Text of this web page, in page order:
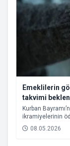
Emeklilerin
takvimi
Kurban
ikramiyelerinin
08.05.2026